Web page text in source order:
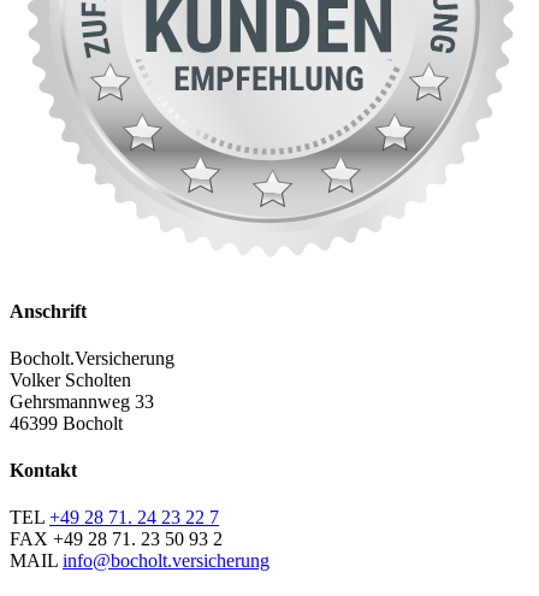
Anschrift
Bocholt.Versicherung
Volker Scholten
Gehrsmannweg 33
46399 Bocholt
Kontakt
TEL +49 28 71. 24 23 22 7
FAX +49 28 71. 23 50 93 2
MAIL info@bocholt.versicherung